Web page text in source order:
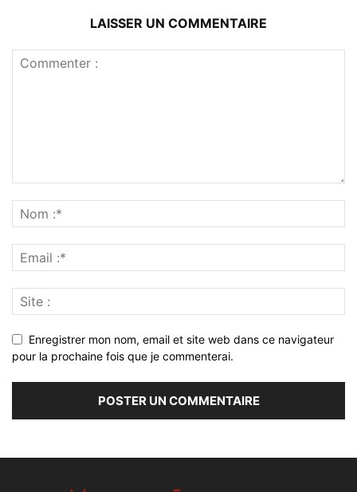
LAISSER UN COMMENTAIRE
Enregistrer mon nom, email et site web dans ce navigateur
pour la prochaine fois que je commenterai.